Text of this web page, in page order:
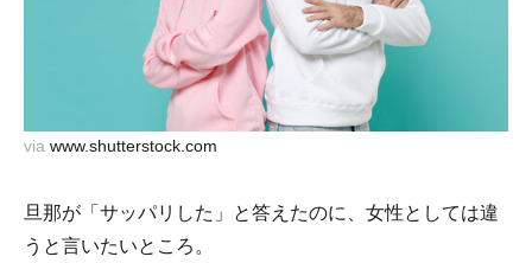
via www.shutterstock.com
旦那が「サッパリした」と答えたのに、女性としては違
うと言いたいところ。